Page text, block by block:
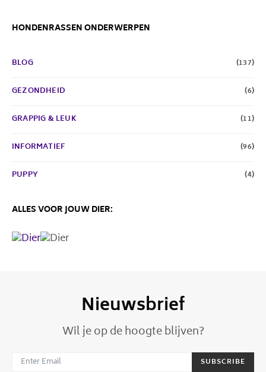
HONDENRASSEN ONDERWERPEN
BLOG (137)
GEZONDHEID (6)
GRAPPIG & LEUK (11)
INFORMATIEF (96)
PUPPY (4)
ALLES VOOR JOUW DIER:
Nieuwsbrief
Wil je op de hoogte blijven?
SUBSCRIBE